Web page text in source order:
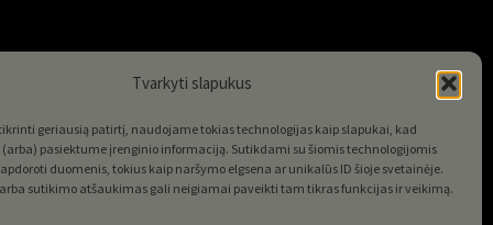
Tvarkyti slapukus
geriausią patirtį, naudojame tokias technologijas kaip slapukai, kad
pasiektume įrenginio informaciją. Sutikdami su šiomis technologijomis
duomenis, tokius kaip naršymo elgsena ar unikalūs ID šioje svetainėje.
sutikimo atšaukimas gali neigiamai paveikti tam tikras funkcijas ir veikimą.